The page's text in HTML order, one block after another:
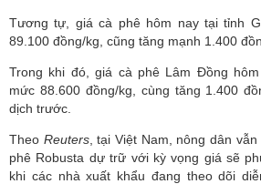
Tương tự, giá cà phê hôm nay tại tỉnh
89.100 đồng/kg, cũng tăng mạnh 1.400
Trong khi đó, giá cà phê Lâm Đồng
mức 88.600 đồng/kg, cùng tăng 1.400
dịch trước.
Theo Reuters, tại Việt Nam, nông dân
phê Robusta dự trữ với kỳ vọng giá sẽ
khi các nhà xuất khẩu đang theo dõi